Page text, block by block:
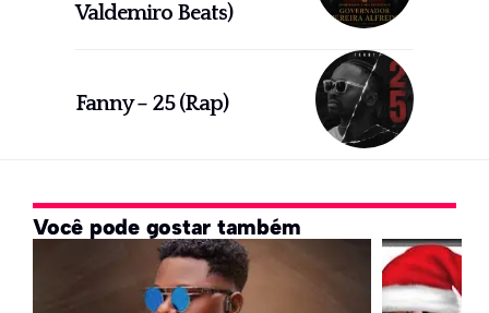
Valdemiro Beats)
Fanny – 25 (Rap)
Você pode gostar também